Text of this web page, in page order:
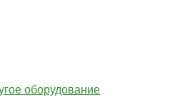
оборудование